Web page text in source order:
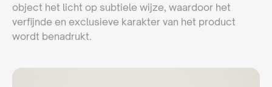
object het licht op subtiele wijze, waardoor het
verfijnde en exclusieve karakter van het product
wordt benadrukt.